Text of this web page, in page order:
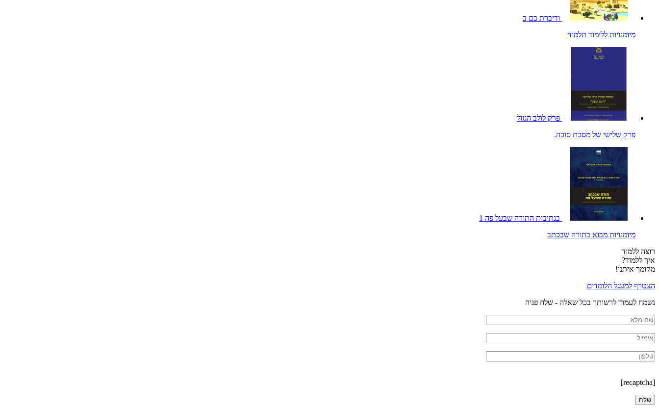
ודיברת בם ב
מיומנויות ללימוד תלמוד
פרק לולב הגזול
פרק שלישי של מסכת סוכה.
בנתיבות התורה שבעל פה 1
מיומנויות מבוא בתורה שבכתב
רוצה ללמוד
איך ללמוד?
מקומך איתנו!
הצטרף למעגל הלומדים
נשמח לעמוד לרשותך בכל שאלה - שלח פניה
[recaptcha]